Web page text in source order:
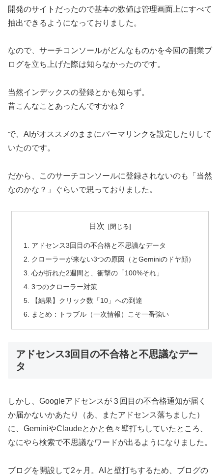
開発のサイトだったので基本の数値は管理画面上にすべて
抽出できるようになっておりました。
なので、サーチコンソールがどんなものかを今回の副業ブ
ログを立ち上げた際は知らなかったのです。
当然インデックスの登録とかも知らず。
昔こんなことあったんですかね？
で、AIがオススメのままにパーマリンクを設定したりして
いたのです。
だから、このサーチコンソールに登録されないのも「当然
なのかな？」ぐらいで思っておりました。
目次
アドセンス3回目の不合格と不思議なデータ
クローラーが来ない3つの原因（とGeminiのドヤ顔）
心が折れた2週間と、衝撃の「100%それ」
3つのクローラー対策
【結果】クリック数「10」への到達
まとめ：トラブル（一次情報）こそ一番強い
アドセンス3回目の不合格と不思議なデー
タ
しかし、Googleアドセンスが３回目の不合格通知が届く
か届かないかあたり（あ、またアドセンス落ちました）
に、GeminiやClaudeとかと色々壁打ちしていたところ、
なにやら検索で不思議なワードが出るようになりました。
ブログを開設して2ヶ月。AIと壁打ちするため、ブログの